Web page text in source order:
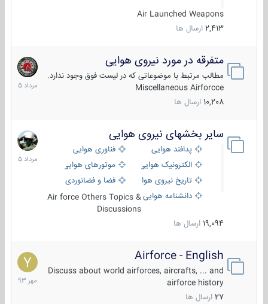
Air Launched Weapons
2,413 ارسال ها
متفرقه در مورد نیروی هوایی
مطالب مرتبط با موضوعاتی که در لیست فوق وجود ندارد.
Miscellaneous Airforcce
10,208 ارسال ها
7
مرداد
1405
سایر بخشهای نیروی هوایی
پدافند هوایی
فناوری هوایی
الکترونیک هوایی
موتورهای هوایی
تاریخ نیروی هوایی
فضا و فضانوردی
دانشنامه هواییAir force Others Topics &
Discussions
19,094 ارسال ها
2
مرداد
1405
Airforce - English
Discuss about world airforces, aircrafts, ... and
airforce history
27 ارسال ها
15
مهر
1393